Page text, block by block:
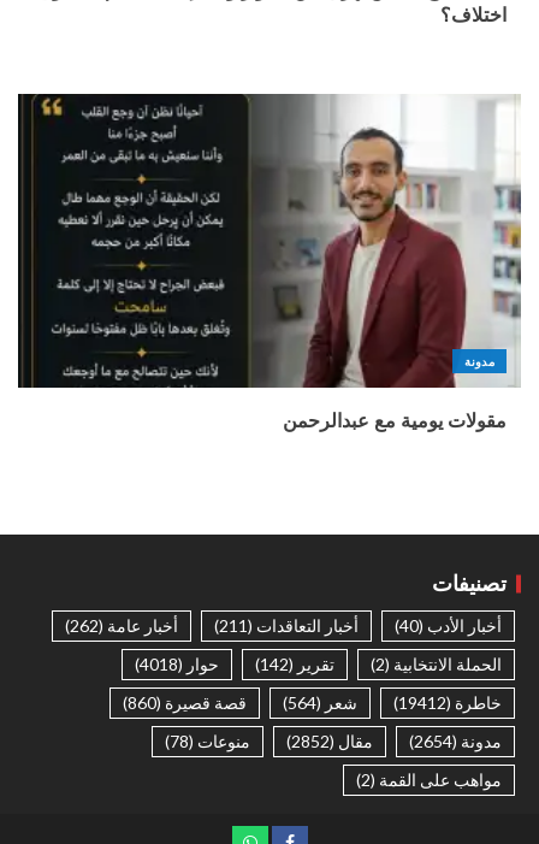
اختلاف؟
مدونة
مقولات يومية مع عبدالرحمن
تصنيفات
أخبار الأدب (40) أخبار التعاقدات (211) أخبار عامة (262)
الحملة الانتخابية (2) تقرير (142) حوار (4018)
خاطرة (19412) شعر (564) قصة قصيرة (860)
مدونة (2654) مقال (2852) منوعات (78)
مواهب على القمة (2)